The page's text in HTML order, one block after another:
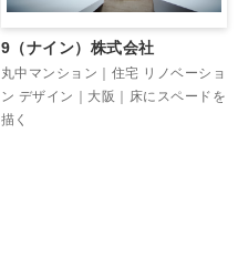
9（ナイン）株式会社
丸中マンション｜住宅 リノベーショ
ン デザイン｜大阪｜床にスペードを
描く